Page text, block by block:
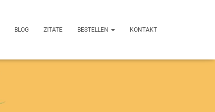
BLOG ZITATE BESTELLEN KONTAKT